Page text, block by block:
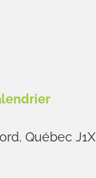
Québec J1X